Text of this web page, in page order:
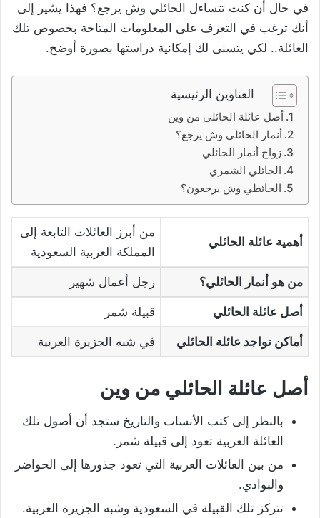
في حال أن كنت تتساءل الحائلي وش يرجع؟ فهذا يشير إلى
أنك ترغب في التعرف على المعلومات المتاحة بخصوص تلك
العائلة.. لكي يتسنى لك إمكانية دراستها بصورة أوضح.
العناوين الرئيسية
أصل عائلة الحائلي من وين
أنمار الحائلي وش يرجع؟
زواج أنمار الحائلي
الحائلي الشمري
الحائطي وش يرجعون؟
أهمية عائلة الحائلي
من أبرز العائلات التابعة إلى
المملكة العربية السعودية
من هو أنمار الحائلي؟ رجل أعمال شهير
أصل عائلة الحائلي قبيلة شمر
أماكن تواجد عائلة الحائلي في شبه الجزيرة العربية
أصل عائلة الحائلي من وين
بالنظر إلى كتب الأنساب والتاريخ ستجد أن أصول تلك
العائلة العربية تعود إلى قبيلة شمر.
من بين العائلات العربية التي تعود جذورها إلى الحواضر
والبوادي.
تتركز تلك القبيلة في السعودية وشبه الجزيرة العربية.